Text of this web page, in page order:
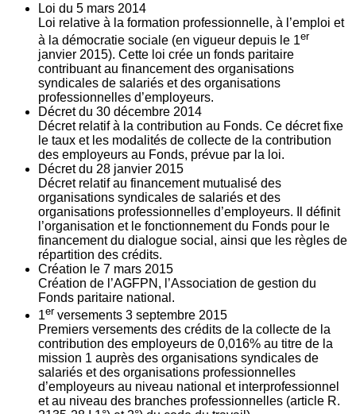
Loi du 5 mars 2014
Loi relative à la formation professionnelle, à l’emploi et
à la démocratie sociale (en vigueur depuis le 1er
janvier 2015). Cette loi crée un fonds paritaire
contribuant au financement des organisations
syndicales de salariés et des organisations
professionnelles d’employeurs.
Décret du 30 décembre 2014
Décret relatif à la contribution au Fonds. Ce décret fixe
le taux et les modalités de collecte de la contribution
des employeurs au Fonds, prévue par la loi.
Décret du 28 janvier 2015
Décret relatif au financement mutualisé des
organisations syndicales de salariés et des
organisations professionnelles d’employeurs. Il définit
l’organisation et le fonctionnement du Fonds pour le
financement du dialogue social, ainsi que les règles de
répartition des crédits.
Création le 7 mars 2015
Création de l’AGFPN, l’Association de gestion du
Fonds paritaire national.
1er versements 3 septembre 2015
Premiers versements des crédits de la collecte de la
contribution des employeurs de 0,016% au titre de la
mission 1 auprès des organisations syndicales de
salariés et des organisations professionnelles
d’employeurs au niveau national et interprofessionnel
et au niveau des branches professionnelles (article R.